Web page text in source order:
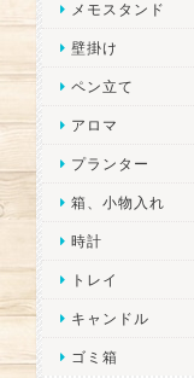
メモスタンド
壁掛け
ペン立て
アロマ
プランター
箱、小物入れ
時計
トレイ
キャンドル
ゴミ箱